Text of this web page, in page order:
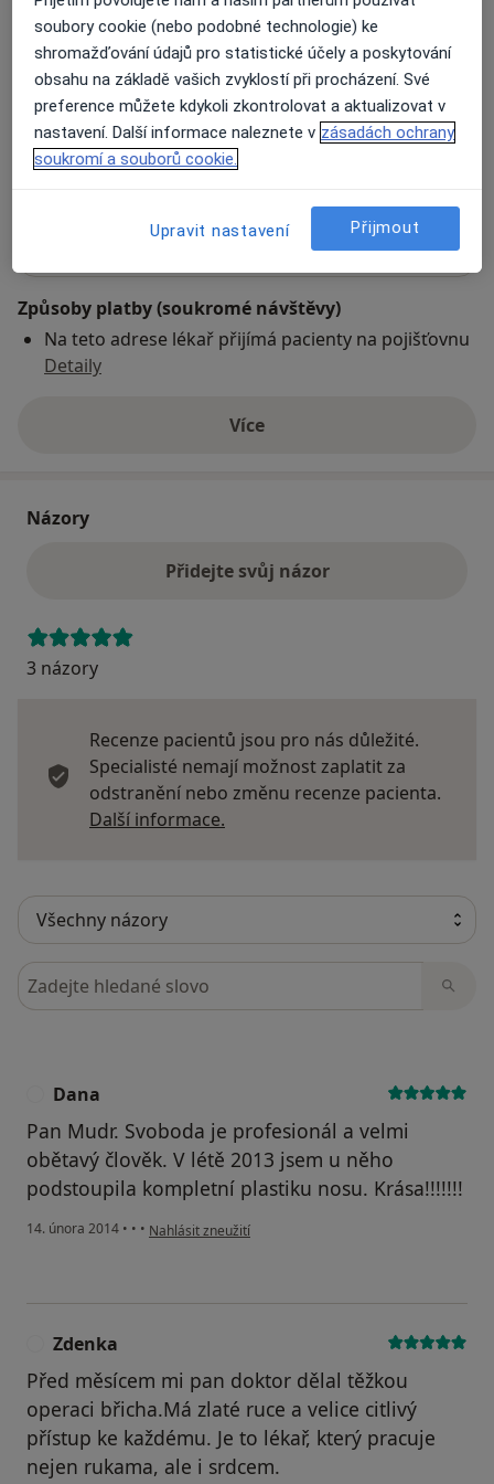
Plastická chirurgie - poradna
Václavské náměstí 30/788, Praha11000
Přiblížit mapu
Na této adrese online kalendář není aktivní
Co mám v takové situaci udělat?
Způsoby platby (soukromé návštěvy)
Na teto adrese lékař přijímá pacienty na pojišťovnu
Detaily
Víceo adrese
Názory
Přidejte svůj názor
3 názory
Recenze pacientů jsou pro nás důležité.
Specialisté nemají možnost zaplatit za
odstranění nebo změnu recenze pacienta.
Další informace.
Hledejte v názorech
Dana
Pan Mudr. Svoboda je profesionál a velmi
obětavý člověk. V létě 2013 jsem u něho
podstoupila kompletní plastiku nosu. Krása!!!!!!!
14. února 2014 • • • podle názoru uživatele Dana
Nahlásit zneužití
Zdenka
Před měsícem mi pan doktor dělal těžkou
operaci břicha.Má zlaté ruce a velice citlivý
přístup ke každému. Je to lékař, který pracuje
nejen rukama, ale i srdcem.
soubory cookie (nebo podobné technologie) ke
shromažďování údajů pro statistické účely a poskytování
obsahu na základě vašich zvyklostí při procházení. Své
preference můžete kdykoli zkontrolovat a aktualizovat v
nastavení. Další informace naleznete v zásadách ochrany
soukromí a souborů cookie.
Upravit nastavení Přijmout